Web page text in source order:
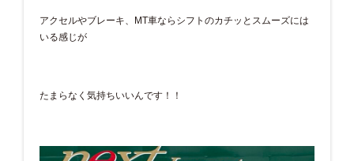
アクセルやブレーキ、MT車ならシフトのカチッとスムーズには
いる感じが
たまらなく気持ちいいんです！！